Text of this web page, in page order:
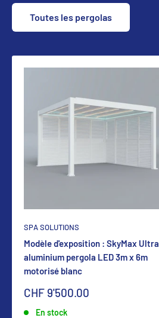
Toutes les pergolas
SPA SOLUTIONS
Modèle d'exposition : SkyMax Ultra
aluminium pergola LED 3m x 6m
motorisé blanc
Sonderpreis
CHF 9'500.00
En stock